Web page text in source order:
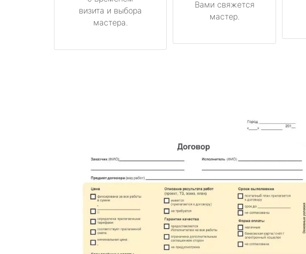
визита и выбора
мастера.
Вами свяжется
мастер.